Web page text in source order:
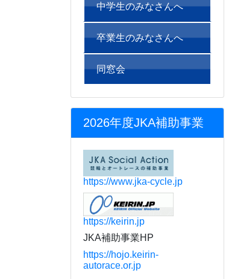
中学生のみなさんへ
卒業生のみなさんへ
同窓会
2026年度JKA補助事業
https://www.jka-cycle.jp
https://keirin.jp
JKA補助事業HP
https://hojo.keirin-
autorace.or.jp